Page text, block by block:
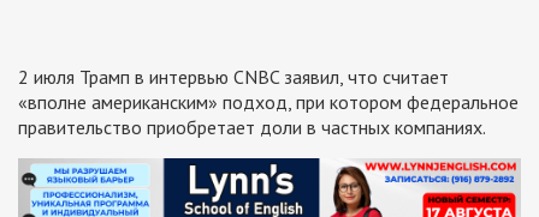
2 июля Трамп в интервью CNBC заявил, что считает
«вполне американским» подход, при котором федеральное
правительство приобретает доли в частных компаниях.